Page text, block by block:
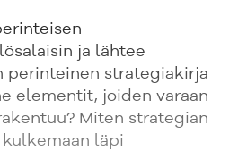
ja lähtee
perinteinen strategiakirja
elementit, joiden varaan
Miten strategian
kulkemaan läpi